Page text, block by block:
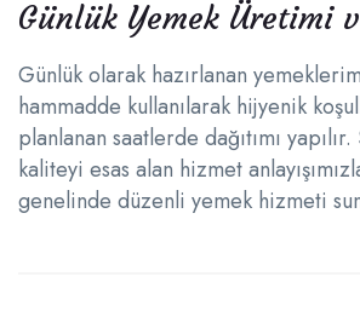
Günlük Yemek Üretimi
Günlük olarak hazırlanan
hammadde kullanılarak hijyenik
planlanan saatlerde dağıtımı
kaliteyi esas alan hizmet
genelinde düzenli yemek hizmeti